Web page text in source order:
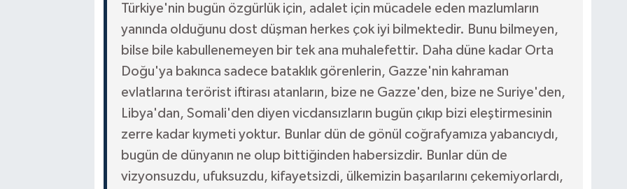
Türkiye'nin bugün özgürlük için, adalet için mücadele eden mazlumların
yanında olduğunu dost düşman herkes çok iyi bilmektedir. Bunu bilmeyen,
bilse bile kabullenemeyen bir tek ana muhalefettir. Daha düne kadar Orta
Doğu'ya bakınca sadece bataklık görenlerin, Gazze'nin kahraman
evlatlarına terörist iftirası atanların, bize ne Gazze'den, bize ne Suriye'den,
Libya'dan, Somali'den diyen vicdansızların bugün çıkıp bizi eleştirmesinin
zerre kadar kıymeti yoktur. Bunlar dün de gönül coğrafyamıza yabancıydı,
bugün de dünyanın ne olup bittiğinden habersizdir. Bunlar dün de
vizyonsuzdu, ufuksuzdu, kifayetsizdi, ülkemizin başarılarını çekemiyorlardı,